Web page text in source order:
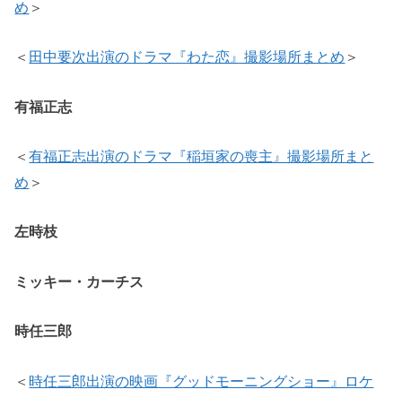
め ＞
＜ 田中要次出演のドラマ『わた恋』撮影場所まとめ ＞
有福正志
＜有福正志出演のドラマ『稲垣家の喪主』撮影場所まと
め ＞
左時枝
ミッキー・カーチス
時任三郎
＜ 時任三郎出演の映画『グッドモーニングショー』ロケ